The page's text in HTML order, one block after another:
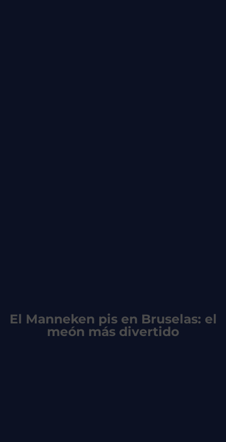
El Manneken pis en Bruselas: el
meón más divertido